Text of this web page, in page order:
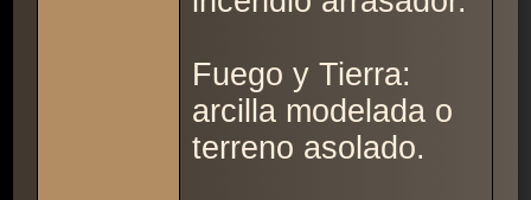
Fuego y Tierra:
arcilla modelada o
terreno asolado.